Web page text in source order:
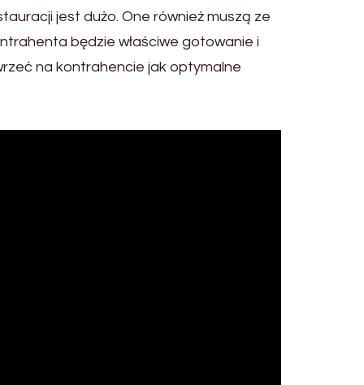
jest dużo. One również muszą ze
będzie właściwe gotowanie i
na kontrahencie jak optymalne